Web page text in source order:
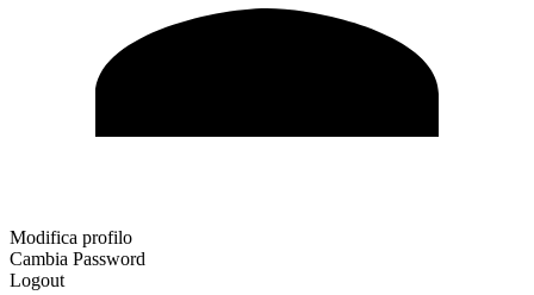
Modifica profilo
Cambia Password
Logout